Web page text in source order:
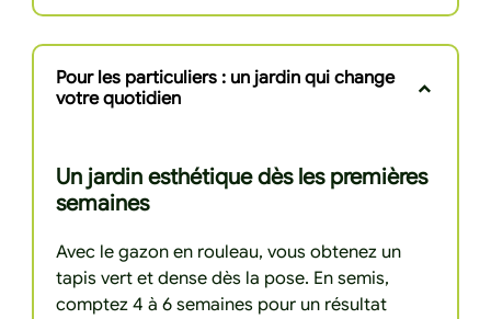
Pour les particuliers : un jardin qui change
votre quotidien
Un jardin esthétique dès les premières
semaines
Avec le gazon en rouleau, vous obtenez un
tapis vert et dense dès la pose. En semis,
comptez 4 à 6 semaines pour un résultat